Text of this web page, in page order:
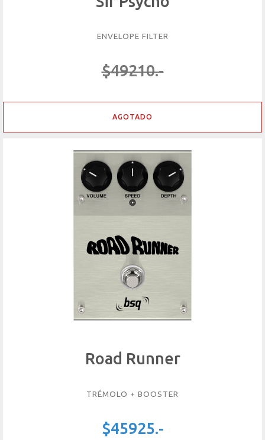
ENVELOPE FILTER
$49210.-
AGOTADO
Road Runner
TRÉMOLO + BOOSTER
$45925.-